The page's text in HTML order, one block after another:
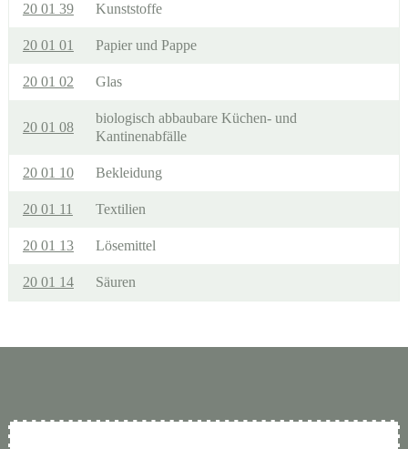
20 01 39 Kunststoffe
20 01 01 Papier und Pappe
20 01 02 Glas
20 01 08
biologisch abbaubare Küchen- und
Kantinenabfälle
20 01 10 Bekleidung
20 01 11 Textilien
20 01 13 Lösemittel
20 01 14 Säuren